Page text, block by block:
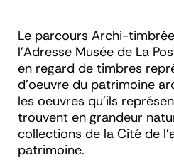
Le parcours Archi-
l'Adresse Musée de La
en regard de timbres
d’oeuvre du patrimoine
les oeuvres qu’ils
trouvent en grandeur
collections de la Cité de
patrimoine.